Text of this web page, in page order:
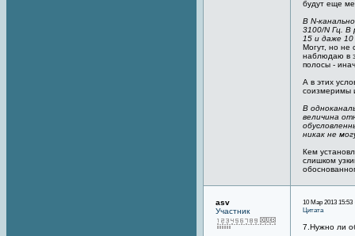
будут еще
В N-
3100/N Гц. В
15 и даже 10
Могут, но не
наблюдаю в
полосы -
А в этих
соизмеримы
В
величина
никак не
Кем
слишком
asv
Участник
10 Мар 2013 15:53
Цитата
7.Нужно ли